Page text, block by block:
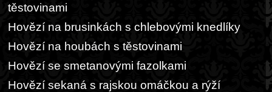
těstovinami
Hovězí na brusinkách s chlebovými knedlíky
Hovězí na houbách s těstovinami
Hovězí se smetanovými fazolkami
Hovězí sekaná s rajskou omáčkou a rýží